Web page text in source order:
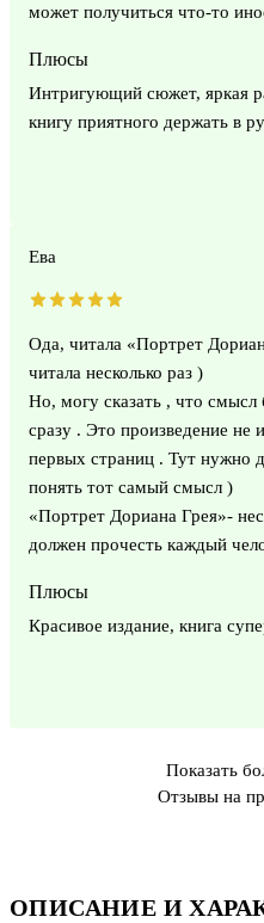
ОПИСАНИЕ И
может получиться что-то
Плюсы
Интригующий сюжет, яркая
книгу приятного держать в
Ева
Ода, читала «Портрет
читала несколько раз )
Но, могу сказать , что
сразу . Это произведение не
первых страниц . Тут нужно
понять тот самый смысл )
«Портрет Дориана Грея»-
должен прочесть каждый
Плюсы
Красивое издание, книга
Показать
Отзывы на